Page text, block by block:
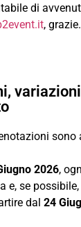
di
, grazie.
sono
2026,
e, se
dal 24